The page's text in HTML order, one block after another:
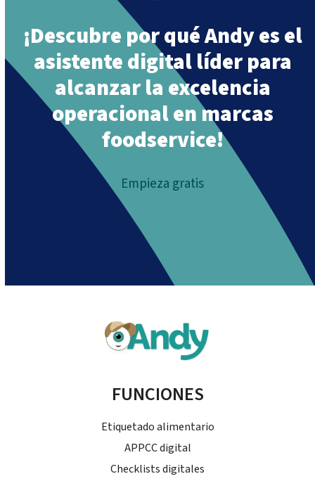
¡Descubre por qué Andy es el
asistente digital líder para
alcanzar la excelencia
operacional en marcas
foodservice!
Empieza gratis
FUNCIONES
Etiquetado alimentario
APPCC digital
Checklists digitales